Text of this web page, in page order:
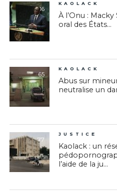
16
KAOLACK
À l’Onu :
oral des États...
65
KAOLACK
Abus sur
neutralise un
77
JUSTICE
Kaolack : un
l’aide de la ju...